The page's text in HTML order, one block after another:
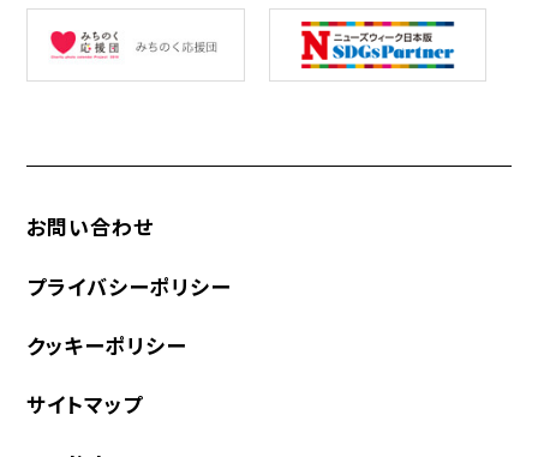
お問い合わせ
プライバシーポリシー
クッキーポリシー
サイトマップ